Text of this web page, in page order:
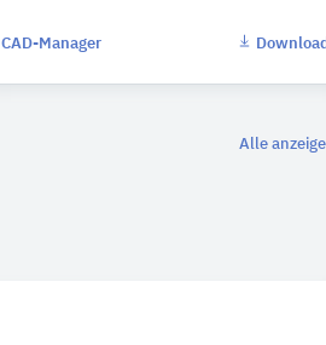
CAD-Manager Download
Alle